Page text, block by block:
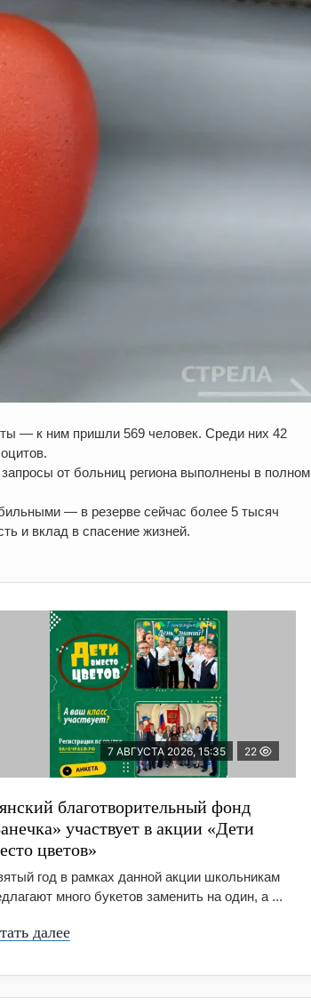
— к ним пришли 569 человек. Среди них 42
от больниц региона выполнены в полном
— в резерве сейчас более 5 тысяч
и вклад в спасение жизней.
7 АВГУСТА 2026, 15:35 22
благотворительный фонд
участвует в акции «Дети
цветов»
год в рамках данной акции школьникам
много букетов заменить на один, а ...
далее